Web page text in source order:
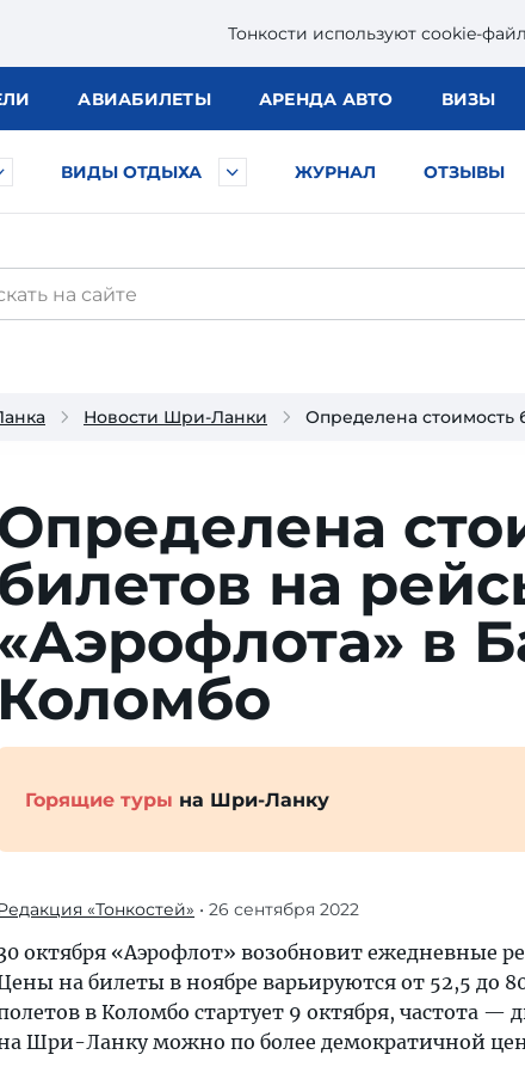
Тонкости используют сookie-
АВИАБИЛЕТЫ АРЕНДА АВТО ВИЗЫ
ВИДЫ ОТДЫХА ЖУРНАЛ ОТЗЫВЫ
Новости Шри-Ланки Определена стоимость
билетов на
«Аэрофлота» в
Коломбо
Горящие туры на Шри-Ланку
«Тонкостей» • 26 сентября 2022
октября «Аэрофлот» возобновит ежедневные
на билеты в ноябре варьируются от 52,5 до
в Коломбо стартует 9 октября, частота
Шри-Ланку можно по более демократичной